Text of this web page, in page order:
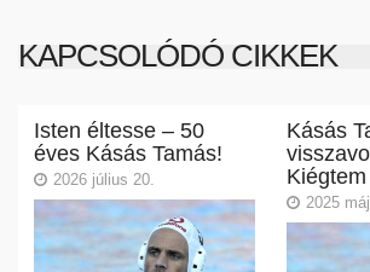
KAPCSOLÓDÓ CIKKEK
Isten éltesse – 50
éves Kásás Tamás!
2026 július 20.
Kásás
2025